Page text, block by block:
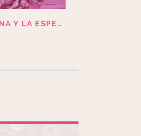
LA REALIDAD DE MINA Y LA ESPERANZA DE SUS HIJOS